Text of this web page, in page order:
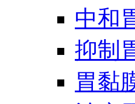
中和
抑制
胃黏